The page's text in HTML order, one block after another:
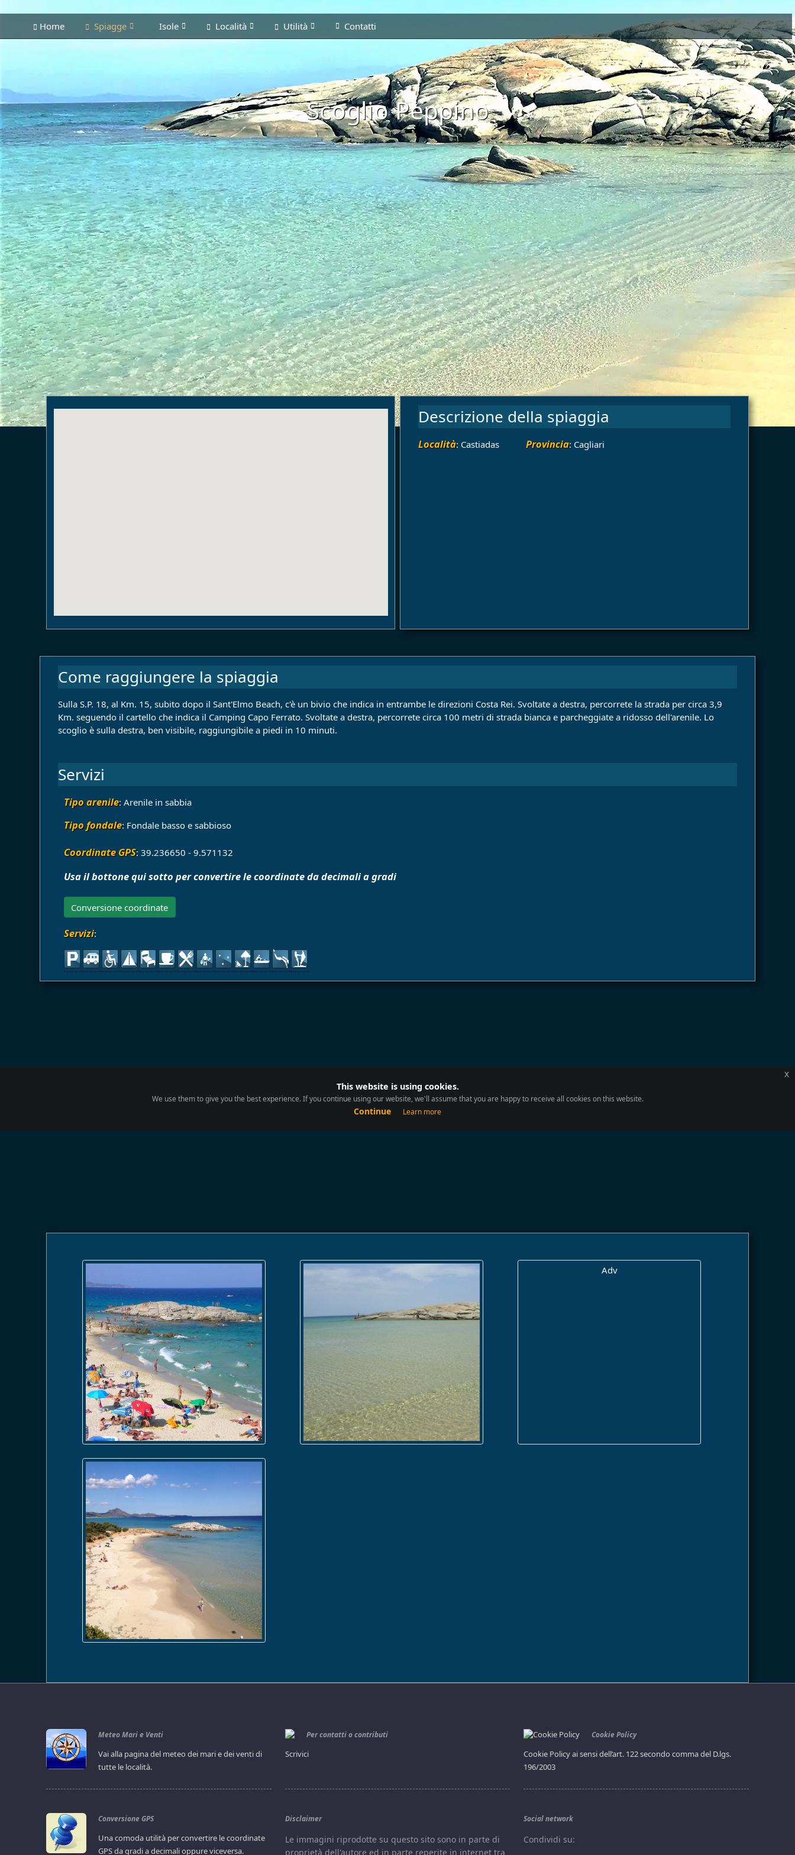
Home Spiagge Isole Località Utilità Contatti
Scoglio Peppino
Descrizione della spiaggia
Località: Castiadas Provincia: Cagliari
Come raggiungere la spiaggia
Sulla S.P. 18, al Km. 15, subito dopo il Sant'Elmo Beach, c'è un bivio che indica in entrambe le direzioni Costa Rei. Svoltate a destra, percorrete la strada per circa 3,9
Km. seguendo il cartello che indica il Camping Capo Ferrato. Svoltate a destra, percorrete circa 100 metri di strada bianca e parcheggiate a ridosso dell'arenile. Lo
scoglio è sulla destra, ben visibile, raggiungibile a piedi in 10 minuti.
Servizi
Tipo arenile: Arenile in sabbia
Tipo fondale: Fondale basso e sabbioso
Coordinate GPS: 39.236650 - 9.571132
Usa il bottone qui sotto per convertire le coordinate da decimali a gradi
Conversione coordinate
Servizi:
Adv
Meteo Mari e Venti
Vai alla pagina del meteo dei mari e dei venti di
tutte le località.
Conversione GPS
Una comoda utilità per convertire le coordinate
GPS da gradi a decimali oppure viceversa.
Per contatti o contributi
Scrivici
Disclaimer
Le immagini riprodotte su questo sito sono in parte di
proprietà dell'autore ed in parte reperite in internet tra
Cookie Policy
Cookie Policy ai sensi dell’art. 122 secondo comma del D.lgs.
196/2003
Social network
Condividi su:
This website is using cookies.
We use them to give you the best experience. If you continue using our website, we'll assume that you are happy to receive all cookies on this website.
Continue Learn more
x